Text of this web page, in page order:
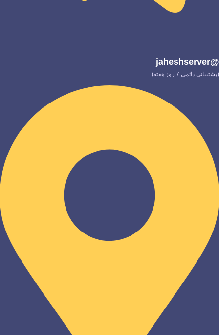
@jaheshserver
(پشتیبانی دائمی 7 روز هفته)